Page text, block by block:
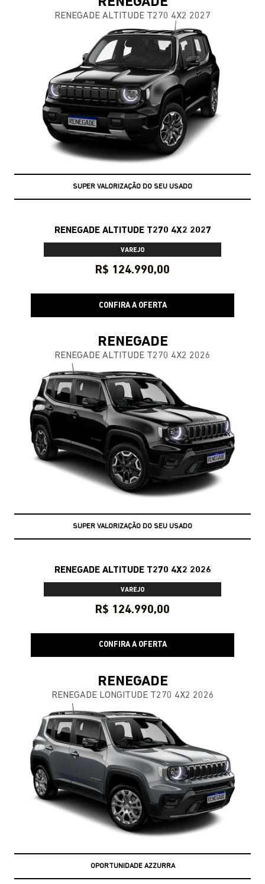
RENEGADE ALTITUDE T270 4X2 2027
EMPLACAMENTO GRÁTIS
RENEGADE ALTITUDE T270 4X2 2027
VAREJO
R$ 124.990,00
CONFIRA A OFERTA
RENEGADE
RENEGADE ALTITUDE T270 4X2 2026
RENEGADE ALTITUDE T270 4X2 2026
VAREJO
R$ 124.990,00
CONFIRA A OFERTA
RENEGADE
RENEGADE LONGITUDE T270 4X2 2026
OPORTUNIDADE AZZURRA